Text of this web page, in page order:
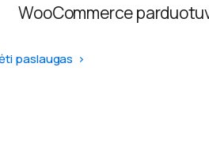
WooCommerce
paslaugas